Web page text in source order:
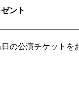
ント
の公演チケットを